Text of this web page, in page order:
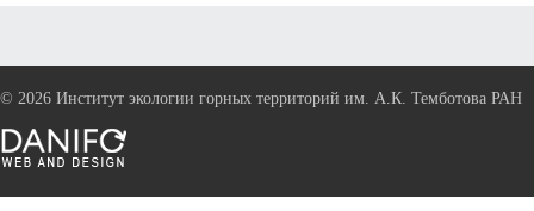
© 2026 Институт экологии горных территорий им. А.К. Темботова РАН